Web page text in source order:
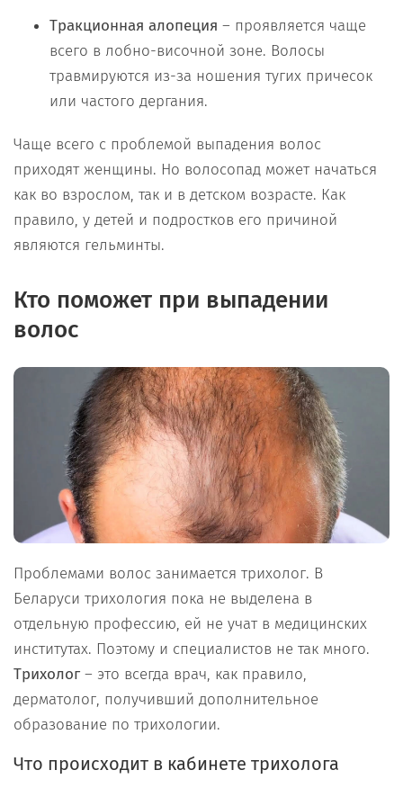
Тракционная алопеция – проявляется чаще
всего в лобно-височной зоне. Волосы
травмируются из-за ношения тугих причесок
или частого дергания.
Чаще всего с проблемой выпадения волос
приходят женщины. Но волосопад может начаться
как во взрослом, так и в детском возрасте. Как
правило, у детей и подростков его причиной
являются гельминты.
Кто поможет при выпадении
волос
Проблемами волос занимается трихолог. В
Беларуси трихология пока не выделена в
отдельную профессию, ей не учат в медицинских
институтах. Поэтому и специалистов не так много.
Трихолог – это всегда врач, как правило,
дерматолог, получивший дополнительное
образование по трихологии.
Что происходит в кабинете трихолога